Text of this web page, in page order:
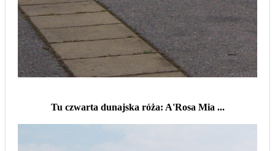
Tu czwarta dunajska róża: A'Rosa Mia ...